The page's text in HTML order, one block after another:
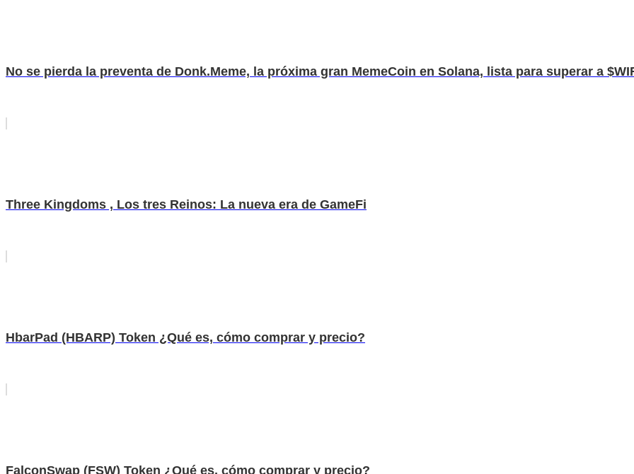
No se pierda la preventa de Donk.Meme, la próxima gran MemeCoin en Solana, lista para superar a
Three Kingdoms , Los tres Reinos: La nueva era de GameFi
HbarPad (HBARP) Token ¿Qué es, cómo comprar y precio?
FalconSwap (FSW) Token ¿Qué es, cómo comprar y precio?